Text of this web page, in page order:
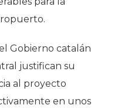
Gobierno catalán
justifican su
al proyecto
en unos